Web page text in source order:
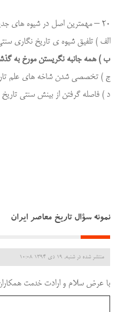
20 – مهمترین اصل در شیوه های جدید تاریخ نویسی کدام است؟
الف ) تلفیق شیوه ی تاریخ نگاری
ب ) همه جانبه نگریستن مورخ به
ج ) تخصصی شدن شاخه های علم
د ) فاصله گرفتن از بینش سنتی
نمونه سؤال تاریخ معاصر ایران
منتشر شده در شنبه, 19 دی 1394 10:08
با عرض سلام و ارادت خدمت